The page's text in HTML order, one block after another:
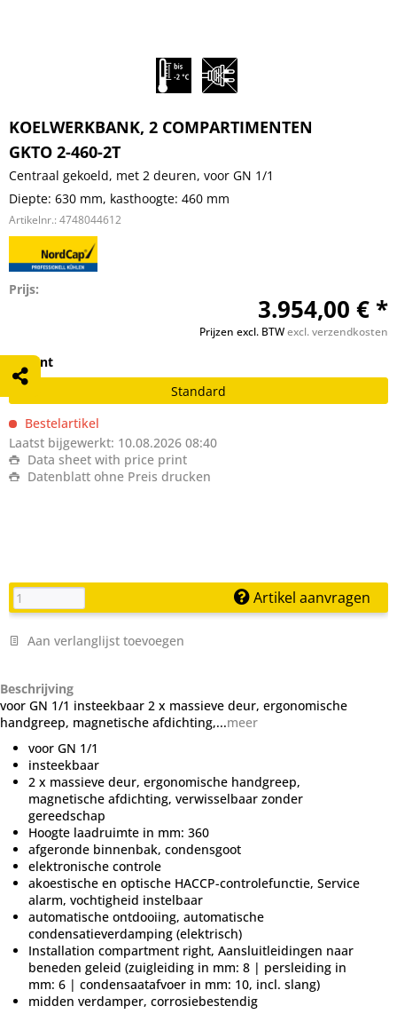
KOELWERKBANK, 2 COMPARTIMENTEN
GKTO 2-460-2T
Centraal gekoeld, met 2 deuren, voor GN 1/1
Diepte: 630 mm, kasthoogte: 460 mm
Artikelnr.: 4748044612
Prijs:
3.954,00 € *
Prijzen excl. BTWexcl. verzendkosten
Variant
Standard
Bestelartikel
Laatst bijgewerkt: 10.08.2026 08:40
Data sheet with price print
Datenblatt ohne Preis drucken
Artikel aanvragen
Aan verlanglijst toevoegen
Beschrijving
voor GN 1/1 insteekbaar 2 x massieve deur, ergonomische
handgreep, magnetische afdichting,...meer
voor GN 1/1
insteekbaar
2 x massieve deur, ergonomische handgreep,
magnetische afdichting, verwisselbaar zonder
gereedschap
Hoogte laadruimte in mm: 360
afgeronde binnenbak, condensgoot
elektronische controle
akoestische en optische HACCP-controlefunctie, Service
alarm, vochtigheid instelbaar
automatische ontdooiing, automatische
condensatieverdamping (elektrisch)
Installation compartment right, Aansluitleidingen naar
beneden geleid (zuigleiding in mm: 8 | persleiding in
mm: 6 | condensaatafvoer in mm: 10, incl. slang)
midden verdamper, corrosiebestendig